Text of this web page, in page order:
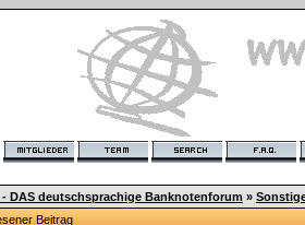
DAS deutschsprachige Banknotenforum »
Beitrag